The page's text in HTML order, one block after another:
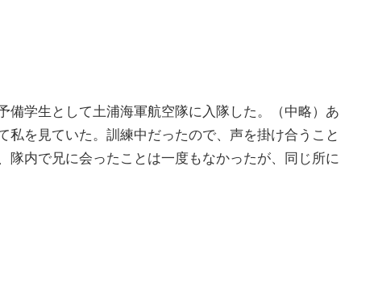
学生として土浦海軍航空隊に入隊した。（中略）あ
を見ていた。訓練中だったので、声を掛け合うこと
内で兄に会ったことは一度もなかったが、同じ所に